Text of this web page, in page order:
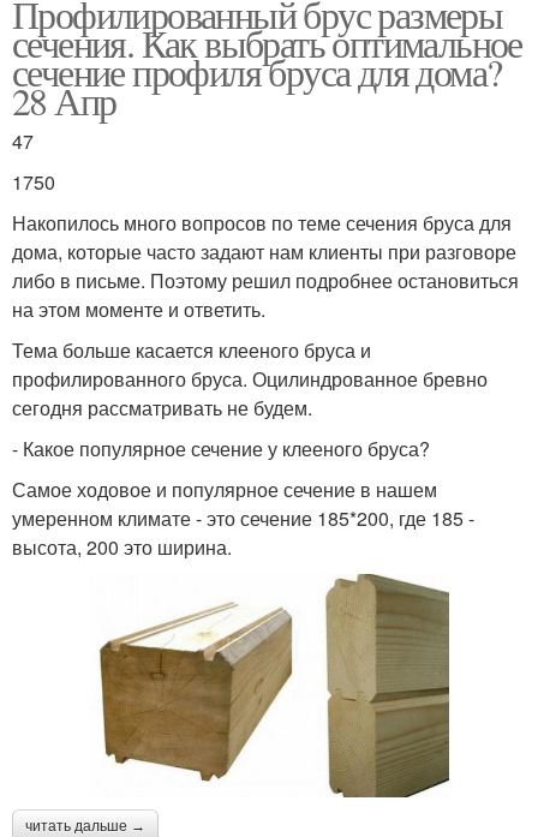
Профилированный брус размеры
сечения. Как выбрать оптимальное
сечение профиля бруса для дома?
28 Апр
47
1750
Накопилось много вопросов по теме сечения бруса для
дома, которые часто задают нам клиенты при разговоре
либо в письме. Поэтому решил подробнее остановиться
на этом моменте и ответить.
Тема больше касается клееного бруса и
профилированного бруса. Оцилиндрованное бревно
сегодня рассматривать не будем.
- Какое популярное сечение у клееного бруса?
Самое ходовое и популярное сечение в нашем
умеренном климате - это сечение 185*200, где 185 -
высота, 200 это ширина.
читать дальше →